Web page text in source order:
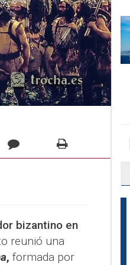
bizantino en
reunió una
, formada por